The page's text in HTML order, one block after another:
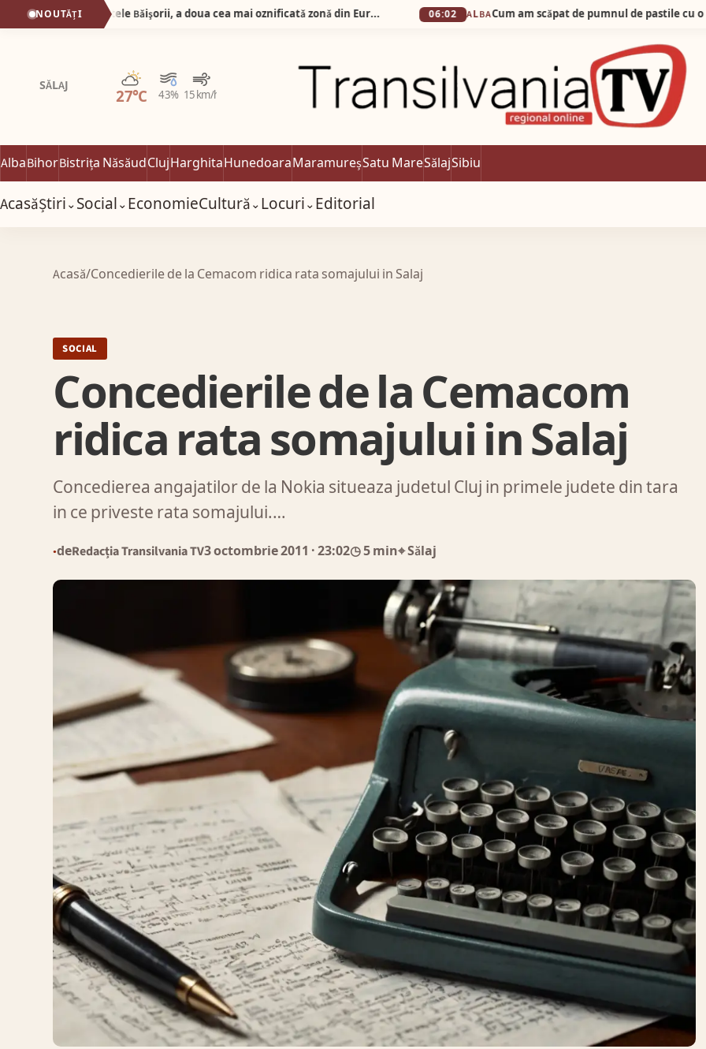
NOUTĂȚI Silva Logistic Services. Muntele Bǎişorii, a doua cea mai oznificatǎ zonǎ din Europa, un colț de rai unde sălbăticia Apusenilor întâlnește liniștea profundă a brazilor falnici. 06:02 ALBACum am scăpat de pumnul de pastile cu o simplă apă
SĂLAJ
27°C 43% 15 km/h
Parțial noros
AlbaBihorBistrița NăsăudClujHarghitaHunedoaraMaramureșSatu MareSălajSibiu
AcasăȘtiri⌄Social⌄EconomieCultură⌄Locuri⌄Editorial
Acasă/Concedierile de la Cemacom ridica rata somajului in Salaj
SOCIAL
Concedierile de la Cemacom
ridica rata somajului in Salaj
Concedierea angajatilor de la Nokia situeaza judetul Cluj in primele judete din tara
in ce priveste rata somajului.…
●deRedacția Transilvania TV3 octombrie 2011 · 23:02◷ 5 min⌖ Sălaj